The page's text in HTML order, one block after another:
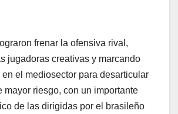
frenar la ofensiva rival,
jugadoras creativas y marcando
el mediosector para desarticular
mayor riesgo, con un importante
de las dirigidas por el brasileño